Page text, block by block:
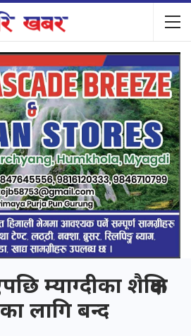
म्याग्दीका शैक्षिक
लागि बन्द